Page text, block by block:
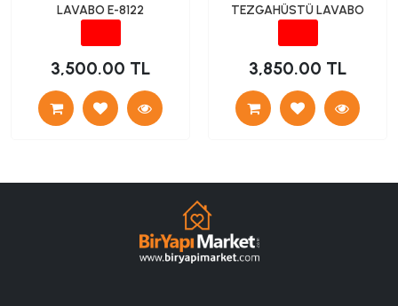
LAVABO E-8122
3,500.00 TL
TEZGAHÜSTÜ LAVABO
3,850.00 TL